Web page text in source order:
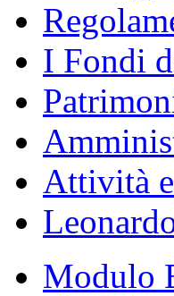
I Fondi
Attività
Modulo